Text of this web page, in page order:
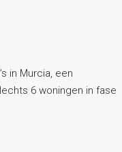
in Murcia, een
6 woningen in fase